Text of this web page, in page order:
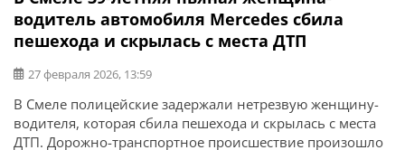
водитель автомобиля Mercedes сбила
пешехода и скрылась с места ДТП
27 февраля 2026, 13:59
В Смеле полицейские задержали нетрезвую женщину-
водителя, которая сбила пешехода и скрылась с места
ДТП. Дорожно-транспортное происшествие произошло